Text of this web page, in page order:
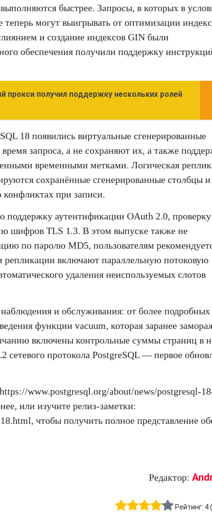
быстрее. Запросы, в которых в
теперь могут выигрывать от оптимизации
и создание индексов GIN были
обеспечения получили поддержку
прокси получил поддержку нескольких ролей
18 появились виртуальные сгенерированные
запроса, а не сохраняют их, а также
временными метками. Логическая
сохранённые сгенерированные столбцы и
конфликтах при записи.
поддержку аутентификации OAuth 2.0, проверку
шифров TLS 1.3. В этом выпуске также не
по паролю MD5, пользователям
включают параллельную потоковую
удаления неиспользуемых слотов
и обслуживания: от более подробных
функции vacuum, которая заранее
включены контрольные суммы страниц в
сетевого протокола PostgreSQL — первое
www.postgresql.org/about/news/postgresql-
или изучите релиз-заметки:
чтобы получить полное представление
Редактор:
Рейтинг: 4(